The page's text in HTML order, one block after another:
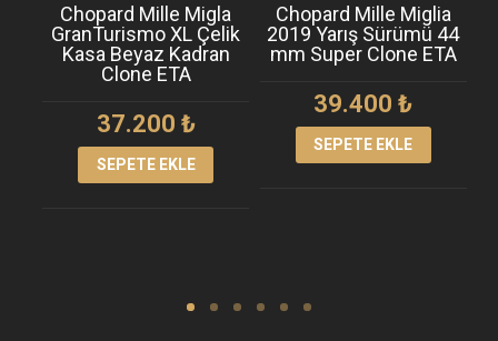
Chopard Mille Migla
GranTurismo XL Çelik
Kasa Beyaz Kadran
Clone ETA
37.200 ₺
SEPETE EKLE
Chopard Mille Miglia
2019 Yarış Sürümü 44
mm Super Clone ETA
39.400₺
SEPETE EKLE